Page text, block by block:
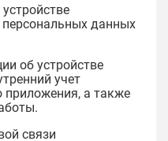
данных
об устройстве
учет
приложения, а также
связи